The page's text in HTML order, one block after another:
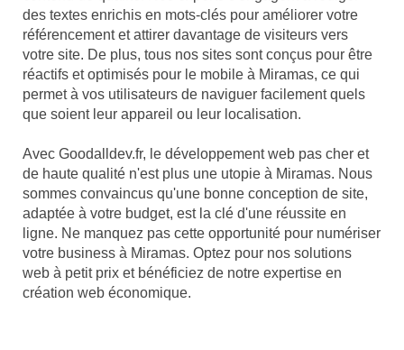
des textes enrichis en mots-clés pour améliorer votre
référencement et attirer davantage de visiteurs vers
votre site. De plus, tous nos sites sont conçus pour être
réactifs et optimisés pour le mobile à Miramas, ce qui
permet à vos utilisateurs de naviguer facilement quels
que soient leur appareil ou leur localisation.
Avec Goodalldev.fr, le développement web pas cher et
de haute qualité n'est plus une utopie à Miramas. Nous
sommes convaincus qu'une bonne conception de site,
adaptée à votre budget, est la clé d'une réussite en
ligne. Ne manquez pas cette opportunité pour numériser
votre business à Miramas. Optez pour nos solutions
web à petit prix et bénéficiez de notre expertise en
création web économique.